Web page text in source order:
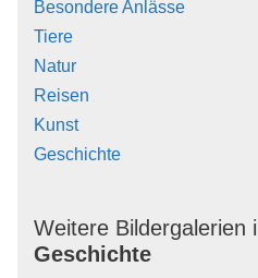
Besondere Anlässe
Tiere
Natur
Reisen
Kunst
Geschichte
Weitere Bildergalerien
Geschichte